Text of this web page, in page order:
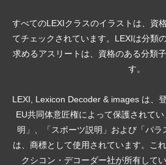
すべてのLEXIクラスのイラストは、資
てチェックされています。LEXIは分類
求めるアスリートは、資格のある分類
す。
LEXI, Lexicon Decoder & images は、
EU共同体意匠権によって保護されて
明」、「スポーツ説明」および「パラ
は、商標として使用されています。こ
クシコン・デコーダー社が所有して